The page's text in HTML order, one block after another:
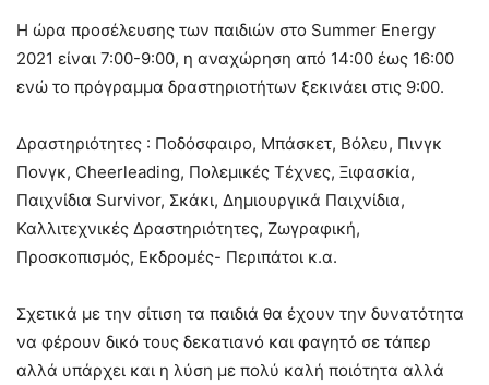
H ώρα προσέλευσης των παιδιών στο Summer Energy
2021 είναι 7:00-9:00, η αναχώρηση από 14:00 έως 16:00
ενώ το πρόγραμμα δραστηριοτήτων ξεκινάει στις 9:00.
Δραστηριότητες : Ποδόσφαιρο, Mπάσκετ, Βόλευ, Πινγκ
Πονγκ, Cheerleading, Πολεμικές Τέχνες, Ξιφασκία,
Παιχνίδια Survivor, Σκάκι, Δημιουργικά Παιχνίδια,
Καλλιτεχνικές Δραστηριότητες, Ζωγραφική,
Προσκοπισμός, Εκδρομές- Περιπάτοι κ.α.
Σχετικά με την σίτιση τα παιδιά θα έχουν την δυνατότητα
να φέρουν δικό τους δεκατιανό και φαγητό σε τάπερ
αλλά υπάρχει και η λύση με πολύ καλή ποιότητα αλλά